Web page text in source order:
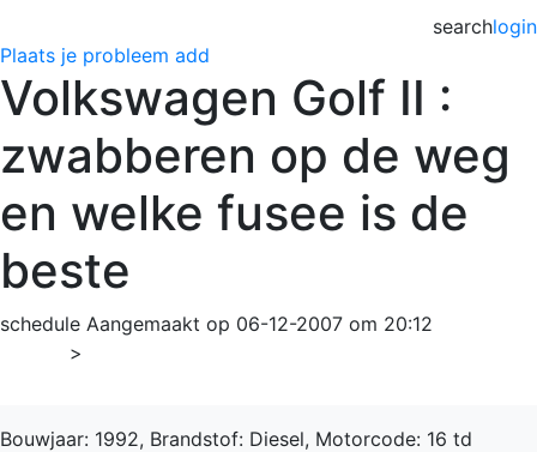
login
search
Plaats je probleem add
Volkswagen Golf II :
zwabberen op de weg
en welke fusee is de
beste
schedule Aangemaakt op 06-12-2007 om 20:12
>
Bouwjaar: 1992, Brandstof: Diesel, Motorcode: 16 td